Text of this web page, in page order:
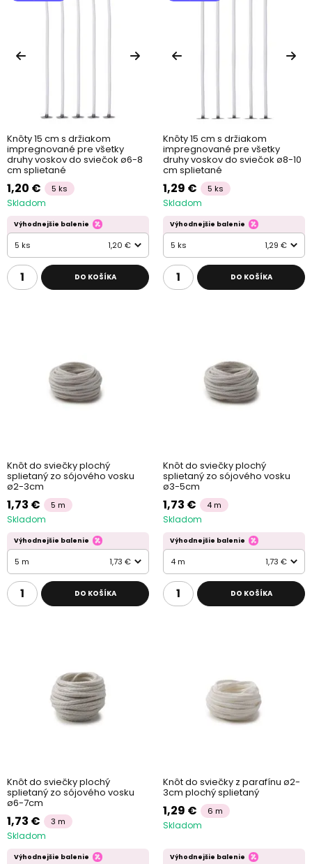
Knôty 15 cm s držiakom
impregnované pre všetky
druhy voskov do sviečok ø6-8
cm splietané
1,20 € 5 ks
Skladom
Výhodnejšie balenie
5 ks 1,20 €
DO KOŠÍKA
Knôty 15 cm s držiakom
impregnované pre všetky
druhy voskov do sviečok ø8-10
cm splietané
1,29 € 5 ks
Skladom
Výhodnejšie balenie
5 ks 1,29 €
DO KOŠÍKA
Knôt do sviečky plochý
splietaný zo sójového vosku
ø2-3cm
1,73 € 5 m
Skladom
Výhodnejšie balenie
5 m 1,73 €
DO KOŠÍKA
Knôt do sviečky plochý
splietaný zo sójového vosku
ø3-5cm
1,73 € 4 m
Skladom
Výhodnejšie balenie
4 m 1,73 €
DO KOŠÍKA
Knôt do sviečky plochý
splietaný zo sójového vosku
ø6-7cm
1,73 € 3 m
Skladom
Výhodnejšie balenie
Knôt do sviečky z parafínu ø2-
3cm plochý splietaný
1,29 € 6 m
Skladom
Výhodnejšie balenie